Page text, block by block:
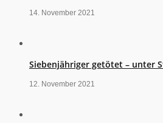
14. November 2021
Siebenjähriger getötet – unter
12. November 2021